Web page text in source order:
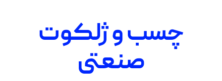
چسب و ژلکوت
صنعتی